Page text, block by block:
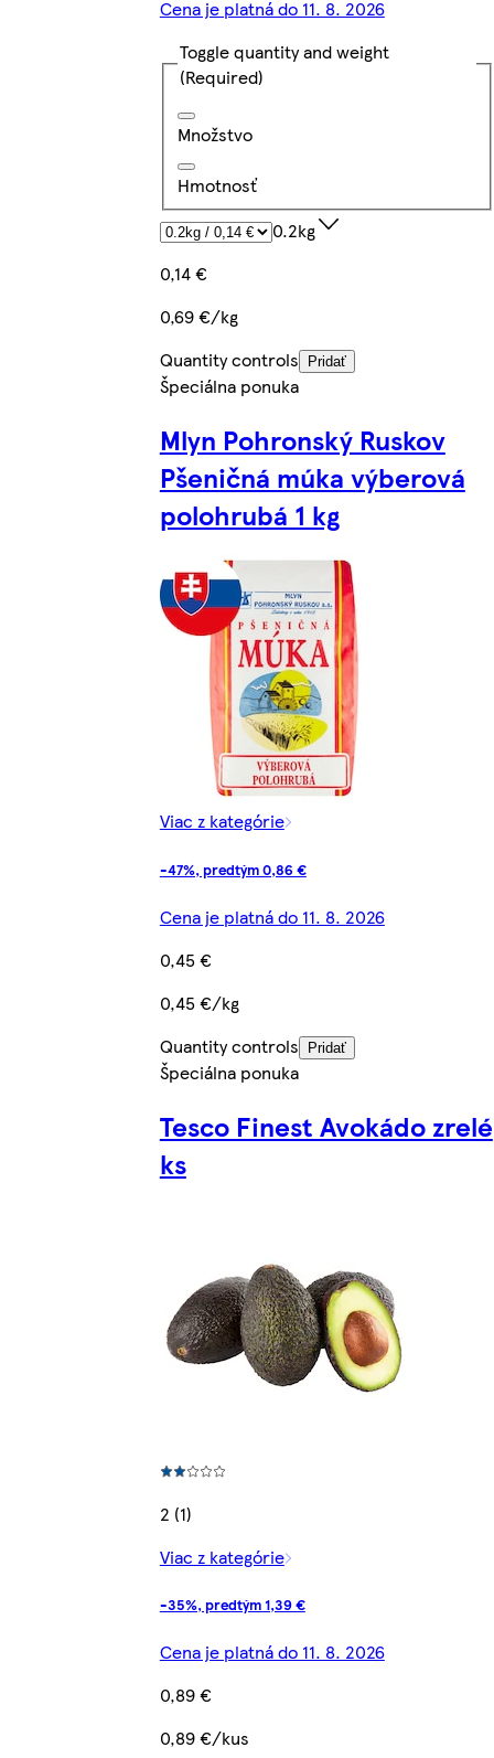
Cena je platná do 11. 8. 2026
Toggle quantity and weight
(Required)
Množstvo
Hmotnosť
0.2kg
0,14 €
0,69 €/kg
Quantity controls
Pridať
Špeciálna ponuka
Mlyn Pohronský Ruskov
Pšeničná múka výberová
polohrubá 1 kg
Viac z kategórie
-47%, predtým 0,86 €
Cena je platná do 11. 8. 2026
0,45 €
0,45 €/kg
Quantity controls
Pridať
Špeciálna ponuka
Tesco Finest Avokádo zrelé
ks
2 (1)
Viac z kategórie
-35%, predtým 1,39 €
Cena je platná do 11. 8. 2026
0,89 €
0,89 €/kus